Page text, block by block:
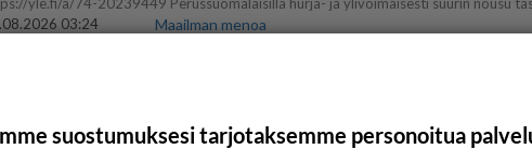
03:24
Maailman menoa
suostumuksesi tarjotaksemme personoitua